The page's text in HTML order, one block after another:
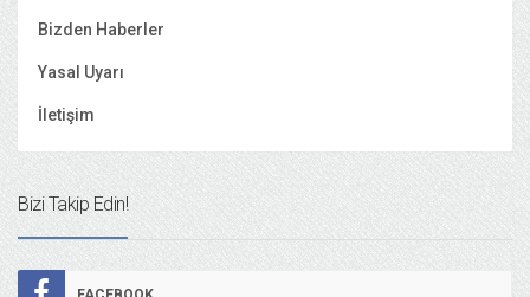
Bizden Haberler
Yasal Uyarı
İletişim
Bizi Takip Edin!